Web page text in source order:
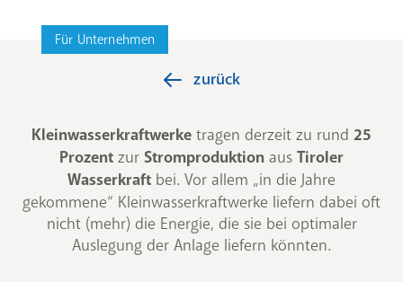
zurück
Für Unternehmen
Kleinwasserkraftwerke tragen derzeit zu rund 25
Prozent zur Stromproduktion aus Tiroler
Wasserkraft bei. Vor allem „in die Jahre
gekommene“ Kleinwasserkraftwerke liefern dabei oft
nicht (mehr) die Energie, die sie bei optimaler
Auslegung der Anlage liefern könnten.